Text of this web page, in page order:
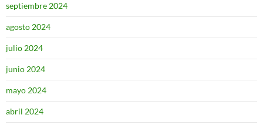
septiembre 2024
agosto 2024
julio 2024
junio 2024
mayo 2024
abril 2024